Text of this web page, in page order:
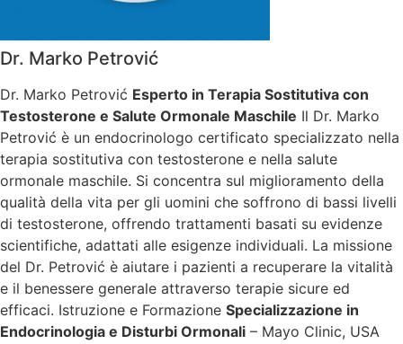
Dr. Marko Petrović
Dr. Marko Petrović Esperto in Terapia Sostitutiva con
Testosterone e Salute Ormonale Maschile Il Dr. Marko
Petrović è un endocrinologo certificato specializzato nella
terapia sostitutiva con testosterone e nella salute
ormonale maschile. Si concentra sul miglioramento della
qualità della vita per gli uomini che soffrono di bassi livelli
di testosterone, offrendo trattamenti basati su evidenze
scientifiche, adattati alle esigenze individuali. La missione
del Dr. Petrović è aiutare i pazienti a recuperare la vitalità
e il benessere generale attraverso terapie sicure ed
efficaci. Istruzione e Formazione Specializzazione in
Endocrinologia e Disturbi Ormonali – Mayo Clinic, USA